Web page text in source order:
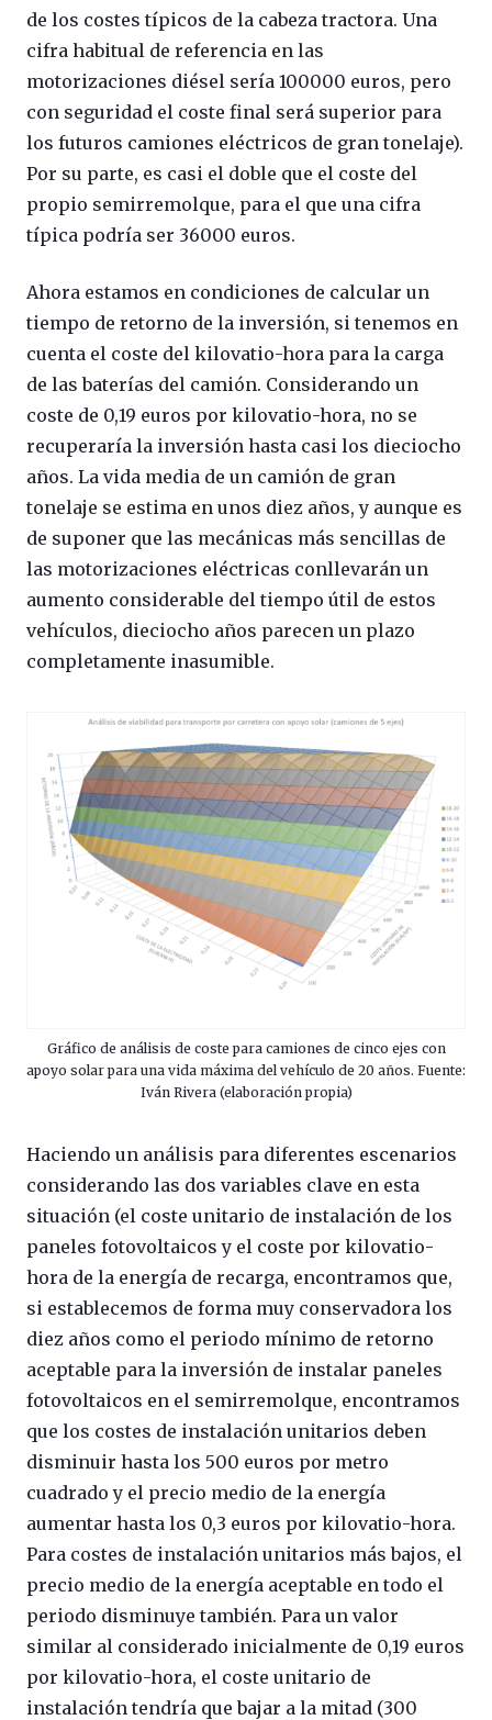
de los costes típicos de la cabeza tractora. Una
cifra habitual de referencia en las
motorizaciones diésel sería 100000 euros, pero
con seguridad el coste final será superior para
los futuros camiones eléctricos de gran tonelaje).
Por su parte, es casi el doble que el coste del
propio semirremolque, para el que una cifra
típica podría ser 36000 euros.
Ahora estamos en condiciones de calcular un
tiempo de retorno de la inversión, si tenemos en
cuenta el coste del kilovatio-hora para la carga
de las baterías del camión. Considerando un
coste de 0,19 euros por kilovatio-hora, no se
recuperaría la inversión hasta casi los dieciocho
años. La vida media de un camión de gran
tonelaje se estima en unos diez años, y aunque es
de suponer que las mecánicas más sencillas de
las motorizaciones eléctricas conllevarán un
aumento considerable del tiempo útil de estos
vehículos, dieciocho años parecen un plazo
completamente inasumible.
Gráfico de análisis de coste para camiones de cinco ejes con
apoyo solar para una vida máxima del vehículo de 20 años. Fuente:
Iván Rivera (elaboración propia)
Haciendo un análisis para diferentes escenarios
considerando las dos variables clave en esta
situación (el coste unitario de instalación de los
paneles fotovoltaicos y el coste por kilovatio-
hora de la energía de recarga, encontramos que,
si establecemos de forma muy conservadora los
diez años como el periodo mínimo de retorno
aceptable para la inversión de instalar paneles
fotovoltaicos en el semirremolque, encontramos
que los costes de instalación unitarios deben
disminuir hasta los 500 euros por metro
cuadrado y el precio medio de la energía
aumentar hasta los 0,3 euros por kilovatio-hora.
Para costes de instalación unitarios más bajos, el
precio medio de la energía aceptable en todo el
periodo disminuye también. Para un valor
similar al considerado inicialmente de 0,19 euros
por kilovatio-hora, el coste unitario de
instalación tendría que bajar a la mitad (300